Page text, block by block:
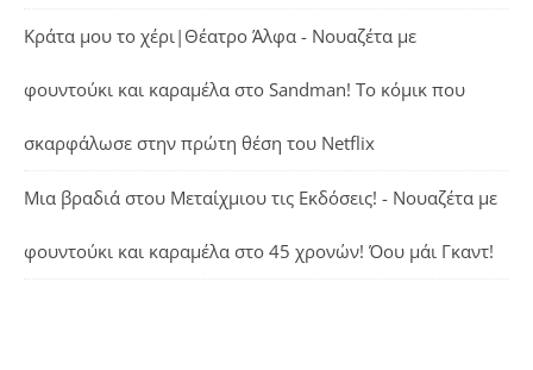
Κράτα μου το χέρι|Θέατρο Άλφα - Νουαζέτα με
φουντούκι και καραμέλα στο Sandman! Το κόμικ που
σκαρφάλωσε στην πρώτη θέση του Netflix
Μια βραδιά στου Μεταίχμιου τις Εκδόσεις! - Νουαζέτα με
φουντούκι και καραμέλα στο 45 χρονών! Όου μάι Γκαντ!